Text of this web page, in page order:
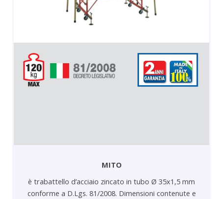
MITO
è trabattello d’acciaio zincato in tubo Ø 35x1,5 mm
conforme a D.Lgs. 81/2008. Dimensioni contenute e